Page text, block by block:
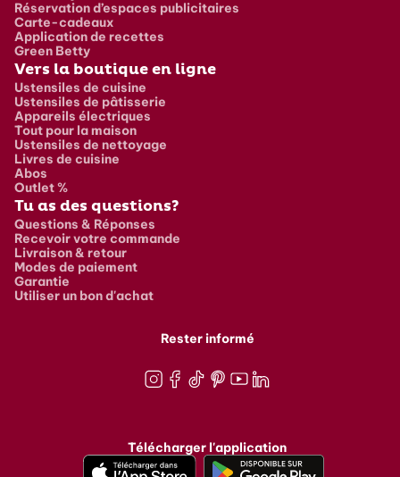
Réservation d’espaces publicitaires
Carte-cadeaux
Application de recettes
Green Betty
Vers la boutique en ligne
Ustensiles de cuisine
Ustensiles de pâtisserie
Appareils électriques
Tout pour la maison
Ustensiles de nettoyage
Livres de cuisine
Abos
Outlet %
Tu as des questions?
Questions & Réponses
Recevoir votre commande
Livraison & retour
Modes de paiement
Garantie
Utiliser un bon d'achat
Rester informé
Télécharger l'application